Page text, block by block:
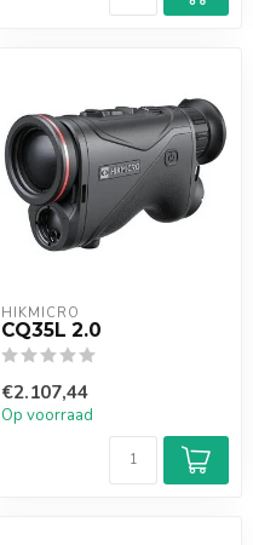
HIKMICRO
CQ35L 2.0
€2.107,44
Op voorraad